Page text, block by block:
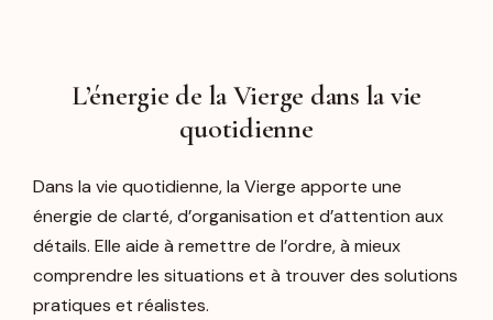
L’énergie de la Vierge dans la vie
quotidienne
Dans la vie quotidienne, la Vierge apporte une
énergie de clarté, d’organisation et d’attention aux
détails. Elle aide à remettre de l’ordre, à mieux
comprendre les situations et à trouver des solutions
pratiques et réalistes.